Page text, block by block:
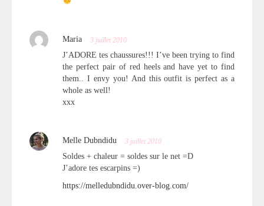
Maria 3 juillet 2010
J’ADORE tes chaussures!!! I’ve been trying to find
the perfect pair of red heels and have yet to find
them.. I envy you! And this outfit is perfect as a
whole as well!
xxx
Melle Dubndidu 3 juillet 2010
Soldes + chaleur = soldes sur le net =D
J’adore tes escarpins =)
https://melledubndidu.over-blog.com/